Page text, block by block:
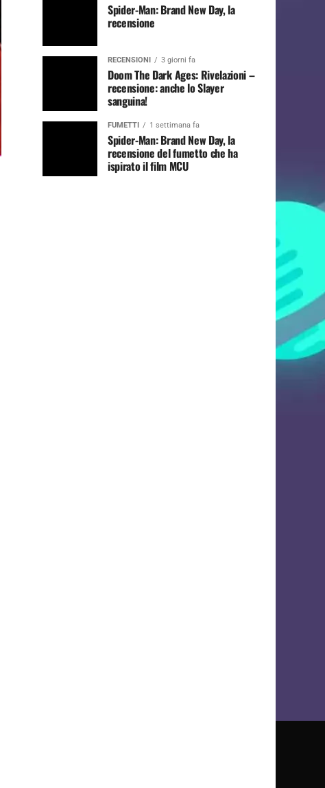
Spider-Man: Brand New Day, la
recensione
RECENSIONI 3 giorni fa
Doom The Dark Ages: Rivelazioni –
recensione: anche lo Slayer
sanguina!
FUMETTI 1 settimana fa
Spider-Man: Brand New Day, la
recensione del fumetto che ha
ispirato il film MCU